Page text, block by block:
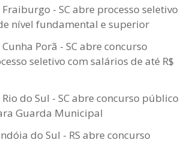
- SC abre processo seletivo
nível fundamental e superior
Porã - SC abre concurso
seletivo com salários de até R$
do Sul - SC abre concurso público
Guarda Municipal
do Sul - RS abre concurso